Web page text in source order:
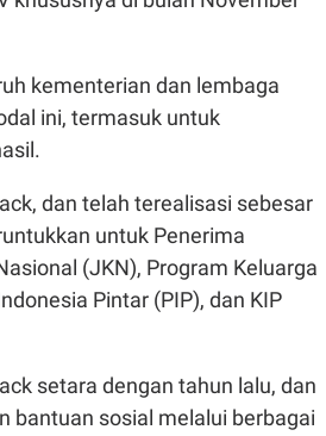
kementerian dan lembaga
ini, termasuk untuk
.
dan telah terealisasi sebesar
untuk Penerima
(JKN), Program Keluarga
Pintar (PIP), dan KIP
setara dengan tahun lalu, dan
bantuan sosial melalui berbagai